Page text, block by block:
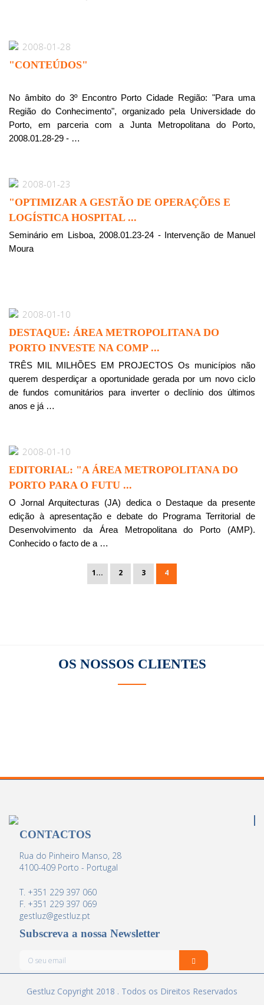
2008-01-28
"CONTEÚDOS"
No âmbito do 3º Encontro Porto Cidade Região: "Para uma
Região do Conhecimento", organizado pela Universidade do
Porto, em parceria com a Junta Metropolitana do Porto,
2008.01.28-29 - …
2008-01-23
"OPTIMIZAR A GESTÃO DE OPERAÇÕES E
LOGÍSTICA HOSPITAL ...
Seminário em Lisboa, 2008.01.23-24 - Intervenção de Manuel
Moura
2008-01-10
DESTAQUE: ÁREA METROPOLITANA DO
PORTO INVESTE NA COMP ...
TRÊS MIL MILHÕES EM PROJECTOS Os municípios não
querem desperdiçar a oportunidade gerada por um novo ciclo
de fundos comunitários para inverter o declínio dos últimos
anos e já …
2008-01-10
EDITORIAL: "A ÁREA METROPOLITANA DO
PORTO PARA O FUTU ...
O Jornal Arquitecturas (JA) dedica o Destaque da presente
edição à apresentação e debate do Programa Territorial de
Desenvolvimento da Área Metropolitana do Porto (AMP).
Conhecido o facto de a …
1... 2 3 4
OS NOSSOS CLIENTES
CONTACTOS
Rua do Pinheiro Manso, 28
4100-409 Porto - Portugal
T. +351 229 397 060
F. +351 229 397 069
gestluz@gestluz.pt
Subscreva a nossa Newsletter
Gestluz Copyright 2018 . Todos os Direitos Reservados